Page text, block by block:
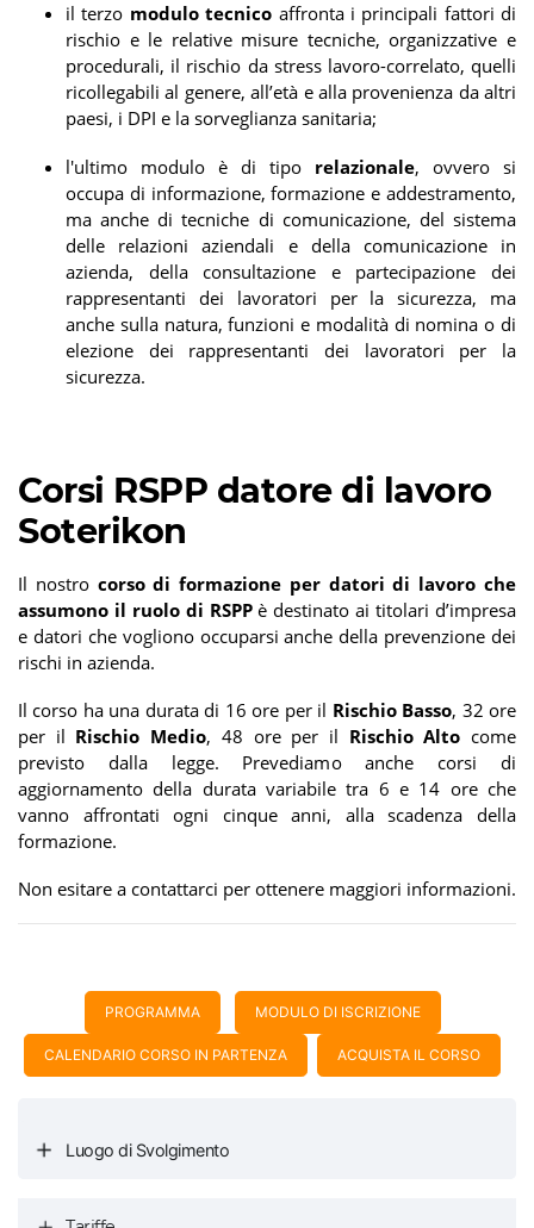
il terzo modulo tecnico affronta i principali fattori di
rischio e le relative misure tecniche, organizzative e
procedurali, il rischio da stress lavoro-correlato, quelli
ricollegabili al genere, all’età e alla provenienza da altri
paesi, i DPI e la sorveglianza sanitaria;
l'ultimo modulo è di tipo relazionale, ovvero si
occupa di informazione, formazione e addestramento,
ma anche di tecniche di comunicazione, del sistema
delle relazioni aziendali e della comunicazione in
azienda, della consultazione e partecipazione dei
rappresentanti dei lavoratori per la sicurezza, ma
anche sulla natura, funzioni e modalità di nomina o di
elezione dei rappresentanti dei lavoratori per la
sicurezza.
Corsi RSPP datore di lavoro
Soterikon
Il nostro corso di formazione per datori di lavoro che
assumono il ruolo di RSPP è destinato ai titolari d’impresa
e datori che vogliono occuparsi anche della prevenzione dei
rischi in azienda.
Il corso ha una durata di 16 ore per il Rischio Basso, 32 ore
per il Rischio Medio, 48 ore per il Rischio Alto come
previsto dalla legge. Prevediamo anche corsi di
aggiornamentodella durata variabile tra 6 e 14 ore che
vanno affrontati ogni cinque anni, alla scadenza della
formazione.
Non esitare a contattarci per ottenere maggiori informazioni.
PROGRAMMA MODULO DI ISCRIZIONE
CALENDARIO CORSO IN PARTENZA ACQUISTA IL CORSO
Luogo di Svolgimento